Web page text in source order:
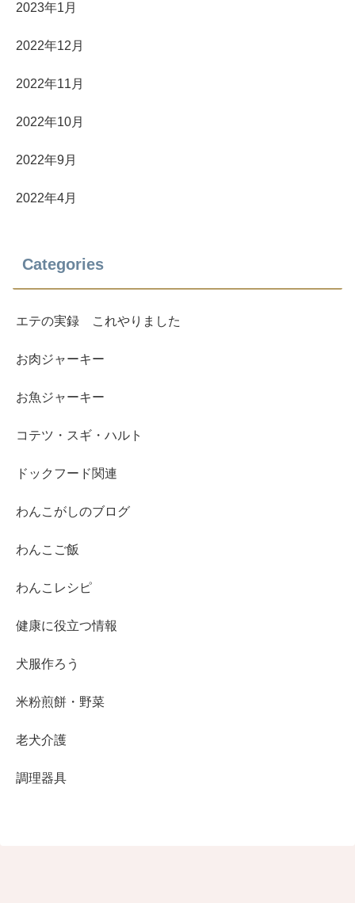
2023年1月
2022年12月
2022年11月
2022年10月
2022年9月
2022年4月
Categories
エテの実録 これやりました
お肉ジャーキー
お魚ジャーキー
コテツ・スギ・ハルト
ドックフード関連
わんこがしのブログ
わんこご飯
わんこレシピ
健康に役立つ情報
犬服作ろう
米粉煎餅・野菜
老犬介護
調理器具